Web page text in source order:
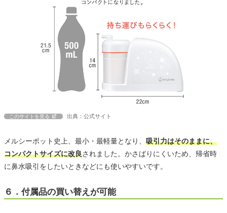
このサイトを見る 出典：公式サイト
メルシーポット史上、最小・最軽量となり、 吸引力はそのままに、
コンパクトサイズに改良されました。かさばりにくいため、帰省時
に鼻水吸引をしたいときなどにも使いやすいです。
６．付属品の買い替えが可能